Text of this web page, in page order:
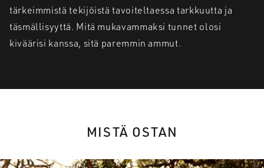
tärkeimmistä tekijöistä tavoiteltaessa tarkkuutta ja
täsmällisyyttä. Mitä mukavammaksi tunnet olosi
kiväärisi kanssa, sitä paremmin ammut.
MISTÄ OSTAN